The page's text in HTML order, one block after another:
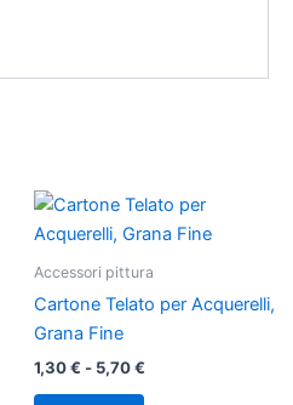
Accessori pittura
Cartone Telato per Acquerelli,
Grana Fine
1,30€ - 5,70€
Fascia
prezzo:
1,30 €
a
Questo
prodotto
varianti.
opzioni